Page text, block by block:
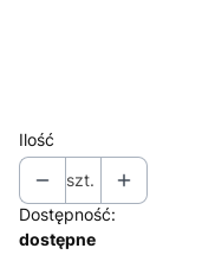
Ilość
szt.
Dostępność:
dostępne